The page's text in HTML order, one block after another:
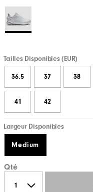
Tailles Disponibles (EUR)
36.5 37 38
41 42
Largeur Disponibles
Medium
Qté